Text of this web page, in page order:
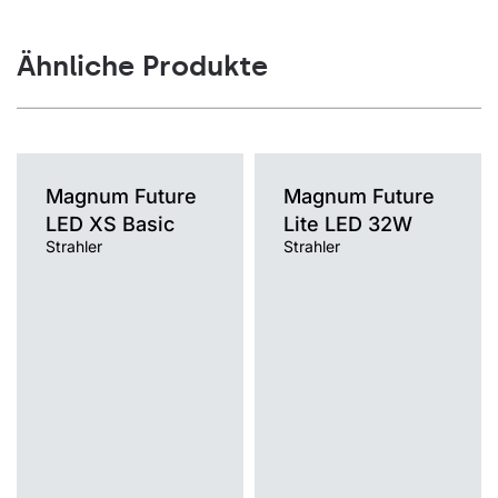
Ähnliche Produkte
Magnum Future
LED XS Basic
Strahler
Magnum Future
Lite LED 32W
Strahler